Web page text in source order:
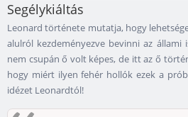
Segélykiáltás
Leonard története mutatja, hogy
alulról kezdeményezve bevinni az állami
nem csupán ő volt képes, de itt az ő
hogy miért ilyen fehér hollók ezek a
idézet Leonardtól!